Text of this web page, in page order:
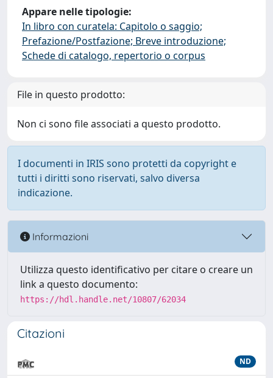
Appare nelle tipologie:
In libro con curatela: Capitolo o saggio;
Prefazione/Postfazione; Breve introduzione;
Schede di catalogo, repertorio o corpus
File in questo prodotto:
Non ci sono file associati a questo prodotto.
I documenti in IRIS sono protetti da copyright e
tutti i diritti sono riservati, salvo diversa
indicazione.
Informazioni
Utilizza questo identificativo per citare o creare un
link a questo documento:
https://hdl.handle.net/10807/62034
Citazioni
ND